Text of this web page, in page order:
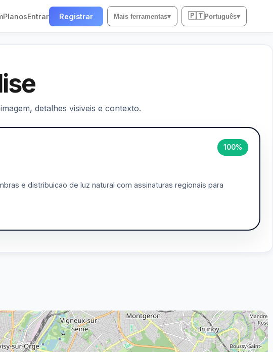
PlanosEntrar Registrar Mais ferramentas▾ 🇵🇹Português▾
detalhes visiveis e contexto.
100%
e distribuicao de luz natural com assinaturas regionais para